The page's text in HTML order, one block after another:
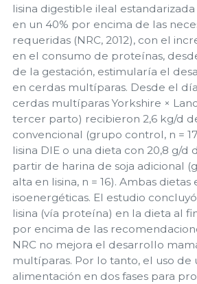
lisina digestible ileal
en un 40% por encima de las
requeridas (NRC, 2012), con el
en el consumo de proteínas,
de la gestación, estimularía el
en cerdas multíparas. Desde el
cerdas multíparas Yorkshire ×
tercer parto) recibieron 2,6 kg/d
convencional (grupo control, n =
lisina DIE o una dieta con 20,8 g/d
partir de harina de soja adicional
alta en lisina, n = 16). Ambas dietas
isoenergéticas. El estudio
lisina (vía proteína) en la dieta al
por encima de las
NRC no mejora el desarrollo
multíparas. Por lo tanto, el uso de
alimentación en dos fases para